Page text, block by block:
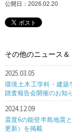
公開日：2026.02.20
その他のニュース＆
2025.03.05
環境土木工学科・建
踏査報告会開催のお知
2024.12.09
震度6の能登半島地震
更新）を掲載